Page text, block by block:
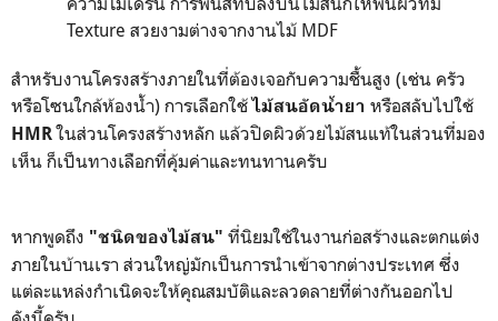
Texture สวยงามต่างจากงานไม้ MDF
สำหรับงานโครงสร้างภายในที่ต้องเจอกับความชื้นสูง (เช่น ครัว
หรือโซนใกล้ห้องน้ำ) การเลือกใช้ไม้สนอัดน้ำยา หรือสลับไปใช้
HMRในส่วนโครงสร้างหลัก แล้วปิดผิวด้วยไม้สนแท้ในส่วนที่มอง
เห็น ก็เป็นทางเลือกที่คุ้มค่าและทนทานครับ
หากพูดถึง "ชนิดของไม้สน" ที่นิยมใช้ในงานก่อสร้างและตกแต่ง
ภายในบ้านเรา ส่วนใหญ่มักเป็นการนำเข้าจากต่างประเทศ ซึ่ง
แต่ละแหล่งกำเนิดจะให้คุณสมบัติและลวดลายที่ต่างกันออกไป